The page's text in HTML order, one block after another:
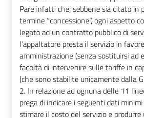
Pare infatti che, sebbene sia citato in
termine “concessione”, ogni aspetto
legato ad un contratto pubblico di
l'appaltatore presta il servizio in
amministrazione (senza sostituirsi ad
facoltà di intervenire sulle tariffe in
(che sono stabilite unicamente dalla
2. In relazione ad ognuna delle 11
prega di indicare i seguenti dati
stimare il costo del servizio e produrre